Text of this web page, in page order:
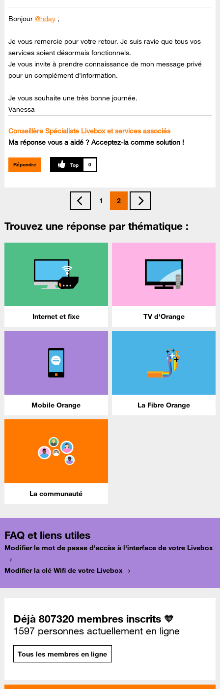
Bonjour@hday ,
Je vous remercie pour votre retour. Je suis ravie que tous vos
services soient désormais fonctionnels.
Je vous invite à prendre connaissance de mon message privé
pour un complément d'information.
Je vous souhaite une très bonne journée.
Vanessa
Conseillère Spécialiste Livebox et services associés
Ma réponse vous a aidé ? Acceptez-la comme solution !
Répondre 0
1 2
Trouvez une réponse par thématique :
Internet et fixe TV d'Orange
Mobile Orange La Fibre Orange
La communauté
FAQ et liens utiles
Modifier le mot de passe d'accès à l'interface de votre Livebox
Modifier la clé Wifi de votre Livebox
Déjà 807320 membres inscrits 🧡
1597 personnes actuellement en ligne
Tous les membres en ligne